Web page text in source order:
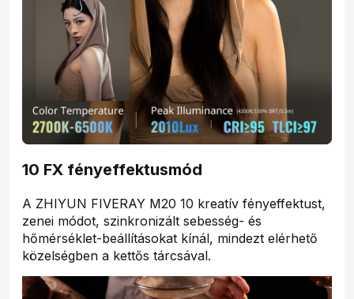
10 FX fényeffektusmód
A ZHIYUN FIVERAY M20 10 kreatív fényeffektust,
zenei módot, szinkronizált sebesség- és
hőmérséklet-beállításokat kínál, mindezt elérhető
közelségben a kettős tárcsával.